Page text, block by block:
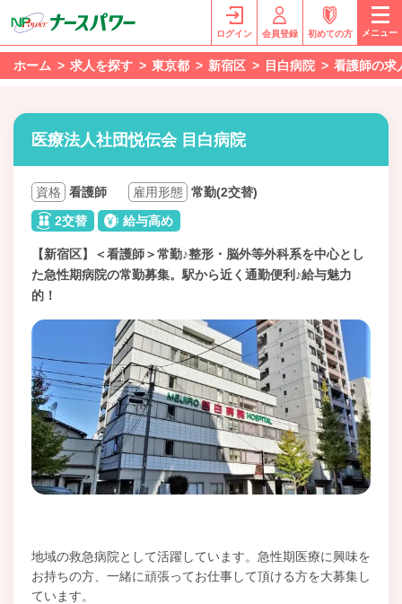
ログイン 会員登録 初めての方 メニュー
ホーム 求人を探す 東京都 新宿区 目白病院 看護師の求
医療法人社団悦伝会 目白病院
資格 看護師 雇用形態 常勤(2交替)
2交替
給与高め
【新宿区】＜看護師＞常勤♪整形・脳外等外科系を中心とし
た急性期病院の常勤募集。駅から近く通勤便利♪給与魅力
的！
地域の救急病院として活躍しています。急性期医療に興味を
お持ちの方、一緒に頑張ってお仕事して頂ける方を大募集し
ています。